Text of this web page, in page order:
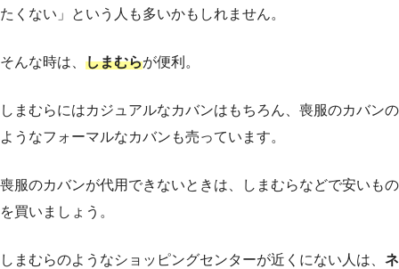
たくない」という人も多いかもしれません。
そんな時は、 しまむらが便利。
しまむらにはカジュアルなカバンはもちろん、喪服のカバンの
ようなフォーマルなカバンも売っています。
喪服のカバンが代用できないときは、しまむらなどで安いもの
を買いましょう。
しまむらのようなショッピングセンターが近くにない人は、 ネ